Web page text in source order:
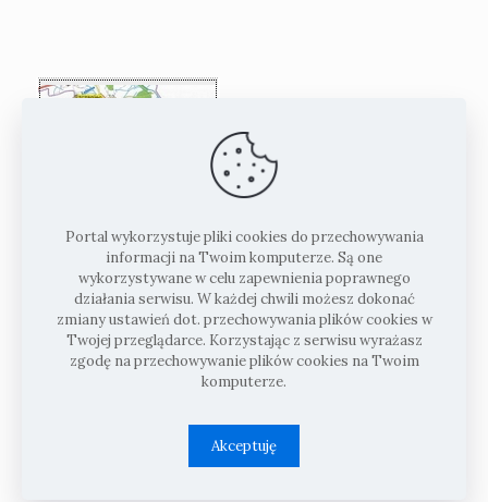
Portal wykorzystuje pliki cookies do przechowywania
informacji na Twoim komputerze. Są one
wykorzystywane w celu zapewnienia poprawnego
działania serwisu. W każdej chwili możesz dokonać
zmiany ustawień dot. przechowywania plików cookies w
Twojej przeglądarce. Korzystając z serwisu wyrażasz
zgodę na przechowywanie plików cookies na Twoim
komputerze.
Akceptuję